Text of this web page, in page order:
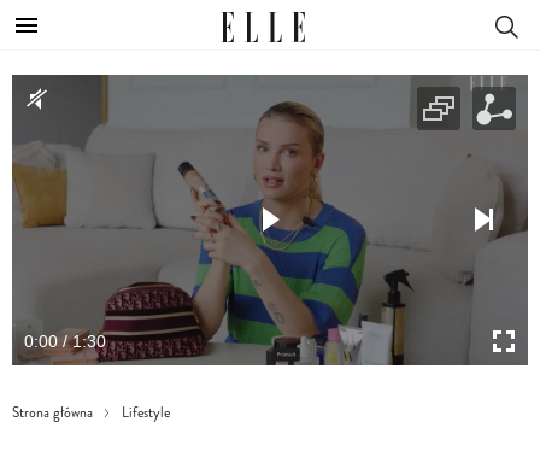
0:00 / 1:30
Strona główna Lifestyle